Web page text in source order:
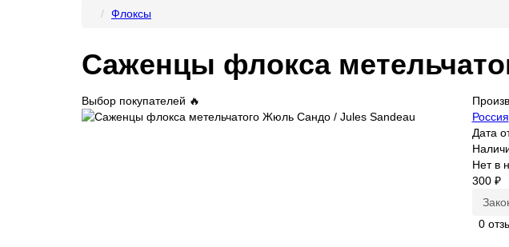
Флоксы
Саженцы флокса
Выбор покупателей 🔥
Россия
Дата
Нет в
300 ₽
0